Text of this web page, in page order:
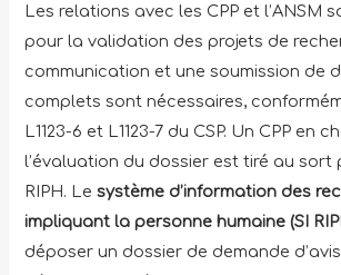
Les relations avec les CPP et l’ANSM
pour la validation des projets de
communication et une soumission de
complets sont nécessaires,
L1123-6 et L1123-7 du CSP. Un CPP en
l’évaluation du dossier est tiré au sort
RIPH. Lesystème d’information des
impliquant la personne humaine (SI
déposer un dossier de demande